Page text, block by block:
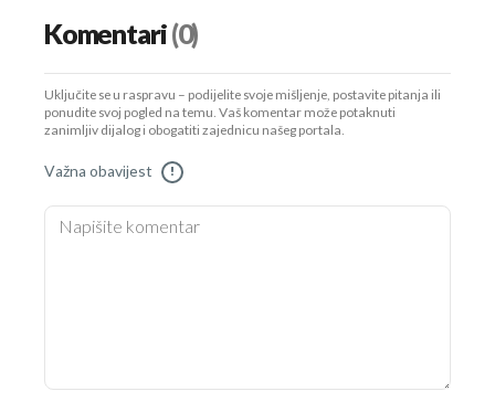
Komentari(0)
Uključite se u raspravu – podijelite svoje mišljenje, postavite pitanja ili
ponudite svoj pogled na temu. Vaš komentar može potaknuti
zanimljiv dijalog i obogatiti zajednicu našeg portala.
Važna obavijest !